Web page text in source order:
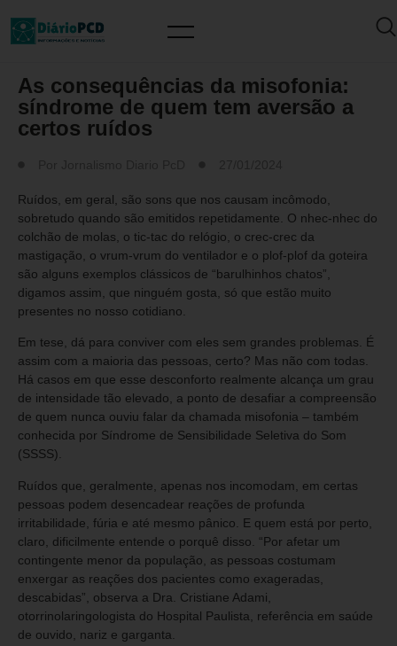
As consequências da misofonia:
síndrome de quem tem aversão a
certos ruídos
Ruídos, em geral, são sons que nos causam incômodo,
sobretudo quando são emitidos repetidamente. O nhec-nhec do
colchão de molas, o tic-tac do relógio, o crec-crec da
mastigação, o vrum-vrum do ventilador e o plof-plof da goteira
são alguns exemplos clássicos de “barulhinhos chatos”,
digamos assim, que ninguém gosta, só que estão muito
presentes no nosso cotidiano.
Em tese, dá para conviver com eles sem grandes problemas. É
assim com a maioria das pessoas, certo? Mas não com todas.
Há casos em que esse desconforto realmente alcança um grau
de intensidade tão elevado, a ponto de desafiar a compreensão
de quem nunca ouviu falar da chamada misofonia – também
conhecida por Síndrome de Sensibilidade Seletiva do Som
(SSSS).
Ruídos que, geralmente, apenas nos incomodam, em certas
pessoas podem desencadear reações de profunda
irritabilidade, fúria e até mesmo pânico. E quem está por perto,
claro, dificilmente entende o porquê disso. “Por afetar um
contingente menor da população, as pessoas costumam
enxergar as reações dos pacientes como exageradas,
descabidas”, observa a Dra. Cristiane Adami,
otorrinolaringologista do Hospital Paulista, referência em saúde
de ouvido, nariz e garganta.